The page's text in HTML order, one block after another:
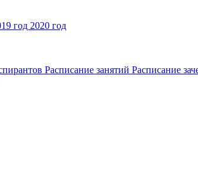
год 2020 год
Расписание занятий Расписание